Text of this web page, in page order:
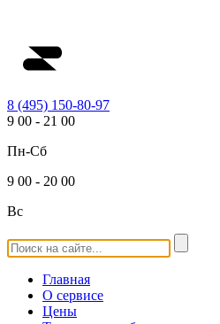
8 (495) 150-80-97
9 00 - 21 00
Пн-Сб
9 00 - 20 00
Вс
Главная
О сервисе
Цены